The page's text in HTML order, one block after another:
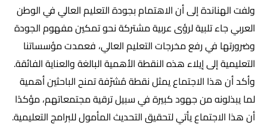
ولفت الهناندة إلى أن الاهتمام بجودة التعليم العالي في الوطن
العربي جاء تلبية لرؤى عربية مشتركة نحو تمكين مفهوم الجودة
وضرورتها في رفع مخرجات التعليم العالي، فعمدت مؤسساتنا
التعليمية إلى إيلاء هذه النقطة الأهمية البالغة والعناية الفائقة.
وأكد أن هذا الاجتماع يمثل نقطة مُشرّفة تمنح الباحثين أهمية
لما يبذلونه من جهود كبيرة في سبيل ترقية مجتمعاتهم، مؤكدًا
أن هذا الاجتماع يأتي لتحقيق التحديث المأمول للبرامج التعليمية.